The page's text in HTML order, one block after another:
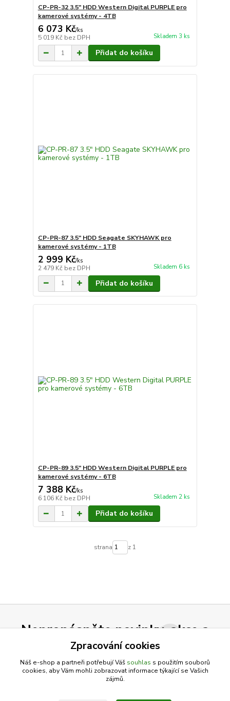
CP-PR-32 3.5" HDD Western Digital PURPLE pro
kamerové systémy - 4TB
6 073 Kč/ks
5 019 Kč bez DPH Skladem 3 ks
Přidat do košíku
CP-PR-87 3.5" HDD Seagate SKYHAWK pro
kamerové systémy - 1TB
2 999 Kč/ks
2 479 Kč bez DPH Skladem 6 ks
Přidat do košíku
CP-PR-89 3.5" HDD Western Digital PURPLE pro
kamerové systémy - 6TB
7 388 Kč/ks
6 106 Kč bez DPH Skladem 2 ks
Přidat do košíku
strana z 1
Nepropásněte novinky, akce a
slevy!
zpracováním osobních údajůza účelem rozesílky newsletteru.
Zpracování cookies
Náš e-shop a partneři potřebují Váš souhlas s použitím souborů
cookies, aby Vám mohli zobrazovat informace týkající se Vašich
zájmů.